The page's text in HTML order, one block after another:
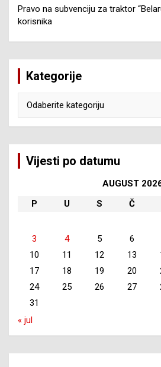
Pravo na subvenciju za traktor
korisnika
Kategorije
Vijesti po datumu
AUGUST
P
U S Č
3
4 5 6
10
11 12 13
17
18 19 20
24
25 26 27
31
« jul